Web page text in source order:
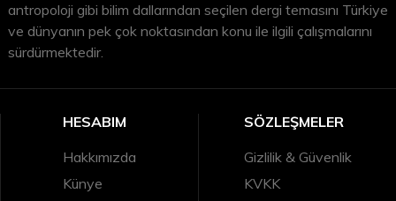
antropoloji gibi bilim dallarından seçilen dergi temasını Türkiye
ve dünyanın pek çok noktasından konu ile ilgili çalışmalarını
sürdürmektedir.
HESABIM
Hakkımızda
Künye
SÖZLEŞMELER
Gizlilik & Güvenlik
KVKK